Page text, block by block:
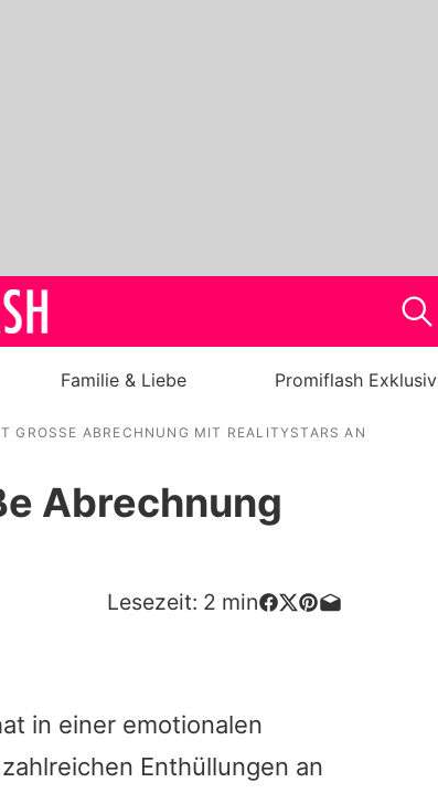
Familie & Liebe Promiflash Exklusiv
GROSSE ABRECHNUNG MIT REALITYSTARS AN
Abrechnung
Lesezeit: 2 min
in einer emotionalen
Enthüllungen an